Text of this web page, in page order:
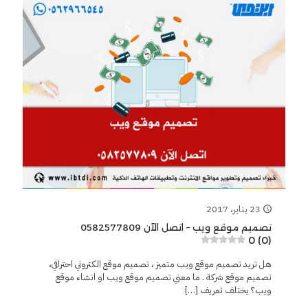
23 يناير، 2017
تصميم موقع ويب – اتصل الآن 0582577809
0 (0)
هل تريد تصميم موقع ويب متميز ، تصميم موقع الكتروني احترافي،
تصميم موقع شركة . ما معني تصميم موقع ويب او انشاء موقع
ويب؟ يختلف تعريف […]